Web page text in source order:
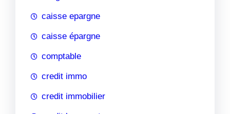
caisse epargne
caisse épargne
comptable
credit immo
credit immobilier